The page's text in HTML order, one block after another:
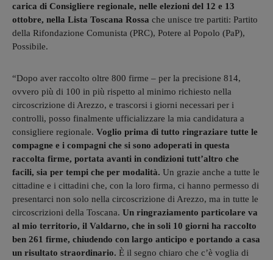
carica di Consigliere regionale, nelle elezioni del 12 e 13
ottobre, nella Lista Toscana Rossa che unisce tre partiti: Partito
della Rifondazione Comunista (PRC), Potere al Popolo (PaP),
Possibile.
“Dopo aver raccolto oltre 800 firme – per la precisione 814,
ovvero più di 100 in più rispetto al minimo richiesto nella
circoscrizione di Arezzo, e trascorsi i giorni necessari per i
controlli, posso finalmente ufficializzare la mia candidatura a
consigliere regionale. Voglio prima di tutto ringraziare tutte le
compagne e i compagni che si sono adoperati in questa
raccolta firme, portata avanti in condizioni tutt’altro che
facili, sia per tempi che per modalità. Un grazie anche a tutte le
cittadine e i cittadini che, con la loro firma, ci hanno permesso di
presentarci non solo nella circoscrizione di Arezzo, ma in tutte le
circoscrizioni della Toscana. Un ringraziamento particolare va
al mio territorio, il Valdarno, che in soli 10 giorni ha raccolto
ben 261 firme, chiudendo con largo anticipo e portando a casa
un risultato straordinario. È il segno chiaro che c’è voglia di